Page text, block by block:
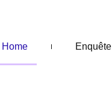
Home Enquête